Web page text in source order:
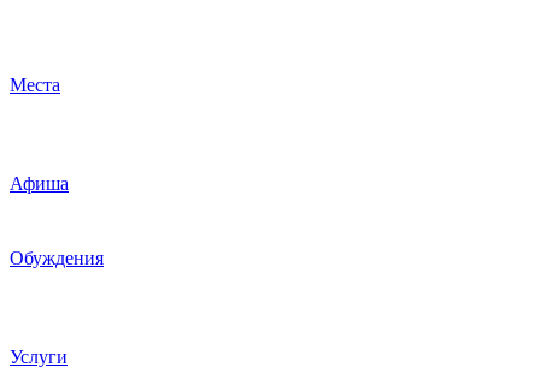
Места
Афиша
Обуждения
Услуги